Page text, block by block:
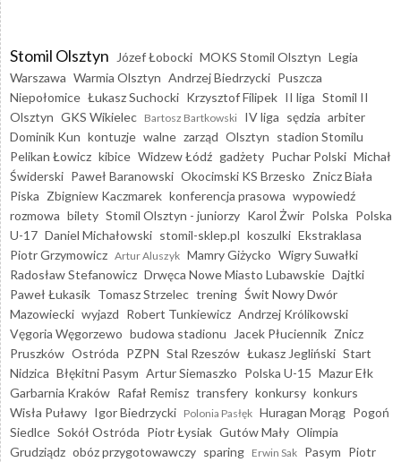
Stomil Olsztyn Józef Łobocki MOKS Stomil Olsztyn Legia
Warszawa Warmia Olsztyn Andrzej Biedrzycki Puszcza
Niepołomice Łukasz Suchocki Krzysztof Filipek II liga Stomil II
Olsztyn GKS Wikielec Bartosz Bartkowski IV liga sędzia arbiter
Dominik Kun kontuzje walne zarząd Olsztyn stadion Stomilu
Pelikan Łowicz kibice Widzew Łódź gadżety Puchar Polski Michał
Świderski Paweł Baranowski Okocimski KS Brzesko Znicz Biała
Piska Zbigniew Kaczmarek konferencja prasowa wypowiedź
rozmowa bilety Stomil Olsztyn - juniorzy Karol Żwir Polska Polska
U-17 Daniel Michałowski stomil-sklep.pl koszulki Ekstraklasa
Piotr Grzymowicz Artur Aluszyk Mamry Giżycko Wigry Suwałki
Radosław Stefanowicz Drwęca Nowe Miasto Lubawskie Dajtki
Paweł Łukasik Tomasz Strzelec trening Świt Nowy Dwór
Mazowiecki wyjazd Robert Tunkiewicz Andrzej Królikowski
Vęgoria Węgorzewo budowa stadionu Jacek Płuciennik Znicz
Pruszków Ostróda PZPN Stal Rzeszów Łukasz Jegliński Start
Nidzica Błękitni Pasym Artur Siemaszko Polska U-15 Mazur Ełk
Garbarnia Kraków Rafał Remisz transfery konkursy konkurs
Wisła Puławy Igor Biedrzycki Polonia Pasłęk Huragan Morąg Pogoń
Siedlce Sokół Ostróda Piotr Łysiak Gutów Mały Olimpia
Grudziądz obóz przygotowawczy sparing Erwin Sak Pasym Piotr